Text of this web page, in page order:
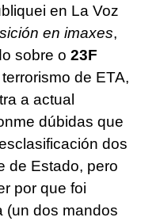
en La Voz
en imaxes,
sobre o 23F
de ETA,
a actual
dúbidas que
dos
de Estado, pero
por que foi
(un dos mandos